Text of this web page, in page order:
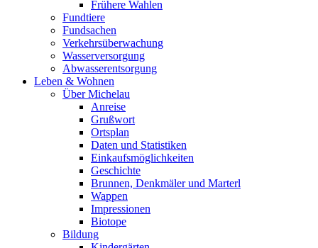
Frühere Wahlen
Fundtiere
Fundsachen
Verkehrsüberwachung
Wasserversorgung
Abwasserentsorgung
Leben & Wohnen
Über Michelau
Anreise
Grußwort
Ortsplan
Daten und Statistiken
Einkaufsmöglichkeiten
Geschichte
Brunnen, Denkmäler und Marterl
Wappen
Impressionen
Biotope
Bildung